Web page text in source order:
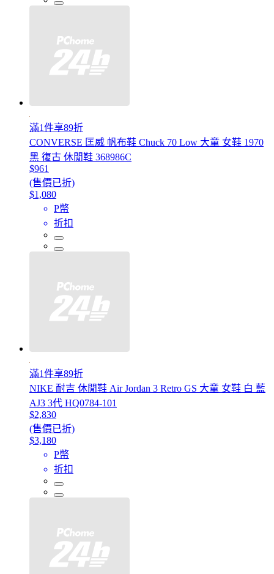
滿1件享89折
CONVERSE 匡威 帆布鞋 Chuck 70 Low 大童 女鞋 1970
黑 復古 休閒鞋 368986C
$961
(售價已折)
$1,080
P幣
折扣
滿1件享89折
NIKE 耐吉 休閒鞋 Air Jordan 3 Retro GS 大童 女鞋 白 藍
AJ3 3代 HQ0784-101
$2,830
(售價已折)
$3,180
P幣
折扣